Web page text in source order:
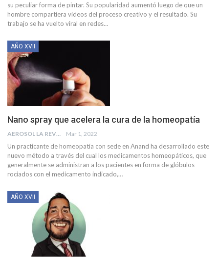
su peculiar forma de pintar. Su popularidad aumentó luego de que un
hombre compartiera videos del proceso creativo y el resultado. Su
trabajo se ha vuelto viral en redes…
AÑO XVII
Nano spray que acelera la cura de la homeopatía
AEROSOL LA REVISTA Mar 1, 2022
Un practicante de homeopatía con sede en Anand ha desarrollado este
nuevo método a través del cual los medicamentos homeopáticos, que
generalmente se administran a los pacientes en forma de glóbulos
rociados con el medicamento indicado,…
AÑO XVII